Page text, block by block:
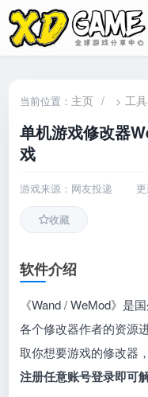
当前位置： 主页 / >工
单机游戏修改器
戏
游戏来源：网友投递
收藏
软件介绍
《Wand / WeMod》是
各个修改器作者的资源
取你想要游戏的修改器
注册任意账号登录即可